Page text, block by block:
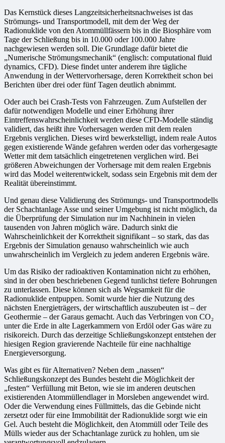
Das Kernstück dieses Langzeitsicherheitsnachweises ist das
Strömungs- und Transportmodell, mit dem der Weg der
Radionuklide von den Atommüllfässern bis in die Biosphäre vom
Tage der Schließung bis in 10.000 oder 100.000 Jahre
nachgewiesen werden soll. Die Grundlage dafür bietet die
„Numerische Strömungsmechanik“ (englisch: computational fluid
dynamics, CFD). Diese findet unter anderem ihre tägliche
Anwendung in der Wettervorhersage, deren Korrektheit schon bei
Berichten über drei oder fünf Tagen deutlich abnimmt.
Oder auch bei Crash-Tests von Fahrzeugen. Zum Aufstellen der
dafür notwendigen Modelle und einer Erhöhung ihrer
Eintreffenswahrscheinlichkeit werden diese CFD-Modelle ständig
validiert, das heißt ihre Vorhersagen werden mit dem realen
Ergebnis verglichen. Dieses wird bewerkstelligt, indem reale Autos
gegen existierende Wände gefahren werden oder das vorhergesagte
Wetter mit dem tatsächlich eingetretenen verglichen wird. Bei
größeren Abweichungen der Vorhersage mit dem realen Ergebnis
wird das Model weiterentwickelt, sodass sein Ergebnis mit dem der
Realität übereinstimmt.
Und genau diese Validierung des Strömungs- und Transportmodells
der Schachtanlage Asse und seiner Umgebung ist nicht möglich, da
die Überprüfung der Simulation nur im Nachhinein in vielen
tausenden von Jahren möglich wäre. Dadurch sinkt die
Wahrscheinlichkeit der Korrektheit signifikant – so stark, das das
Ergebnis der Simulation genauso wahrscheinlich wie auch
unwahrscheinlich im Vergleich zu jedem anderen Ergebnis wäre.
Um das Risiko der radioaktiven Kontamination nicht zu erhöhen,
sind in der oben beschriebenen Gegend tunlichst tiefere Bohrungen
zu unterlassen. Diese können sich als Wegsamkeit für die
Radionuklide entpuppen. Somit wurde hier die Nutzung des
nächsten Energieträgers, der wirtschaftlich auszubeuten ist – der
Geothermie – der Garaus gemacht. Auch das Verbringen von CO₂
unter die Erde in alte Lagerkammern von Erdöl oder Gas wäre zu
risikoreich. Durch das derzeitige Schließungskonzept entstehen der
hiesigen Region gravierende Nachteile für eine nachhaltige
Energieversorgung.
Was gibt es für Alternativen? Neben dem „nassen“
Schließungskonzept des Bundes besteht die Möglichkeit der
„festen“ Verfüllung mit Beton, wie sie im anderen deutschen
existierenden Atommüllendlager in Morsleben angewendet wird.
Oder die Verwendung eines Füllmittels, das die Gebinde nicht
zersetzt oder für eine Immobilität der Radionuklide sorgt wie ein
Gel. Auch besteht die Möglichkeit, den Atommüll oder Teile des
Mülls wieder aus der Schachtanlage zurück zu hohlen, um sie